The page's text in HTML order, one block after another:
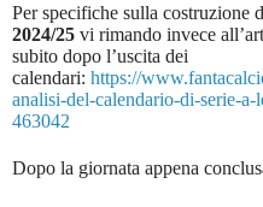
Per specifiche sulla costruzione
2024/25 vi rimando invece
subito dopo l’uscita dei
calendari: https://
analisi-del-calendario-di-serie-
463042
Dopo la giornata appena